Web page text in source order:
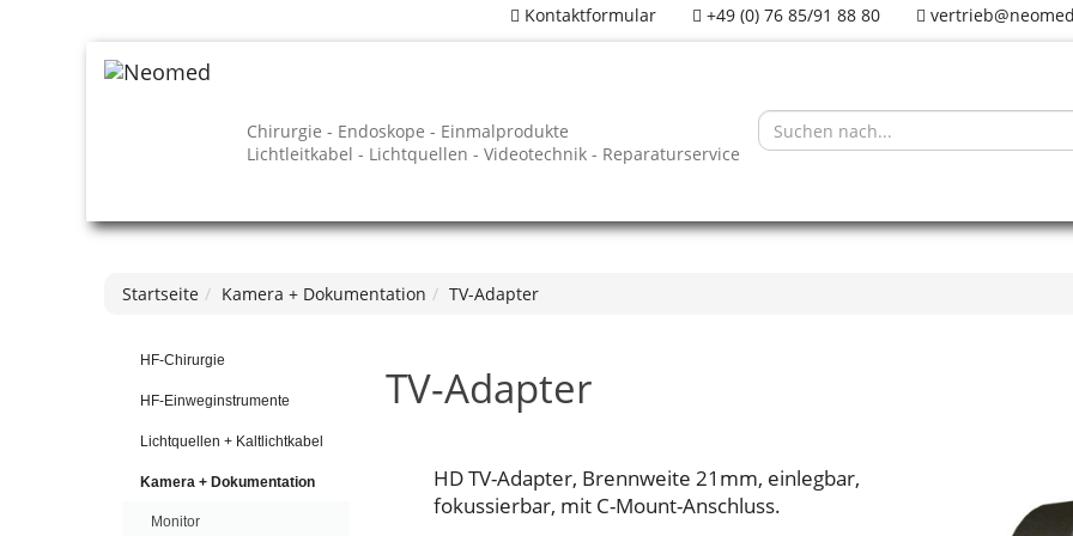
Kontaktformular +49 (0) 76 85/91 88 80
Chirurgie - Endoskope - Einmalprodukte
Lichtleitkabel - Lichtquellen - Videotechnik - Reparaturservice
Startseite Kamera + Dokumentation TV-Adapter
HF-Chirurgie
HF-Einweginstrumente
Lichtquellen + Kaltlichtkabel
Kamera + Dokumentation
Monitor
TV-Adapter
HD TV-Adapter, Brennweite 21mm, einlegbar,
fokussierbar, mit C-Mount-Anschluss.